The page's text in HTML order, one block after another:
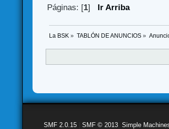
Páginas: [1] Ir Arriba
La BSK » TABLÓN DE ANUNCIOS»
SMF 2.0.15 |SMF © 2013 ,Simple